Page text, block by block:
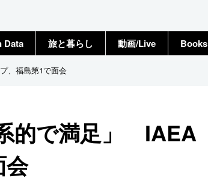
Data 旅と暮らし 動画/Live Books
、福島第1で面会
的で満足」 IAEA
会